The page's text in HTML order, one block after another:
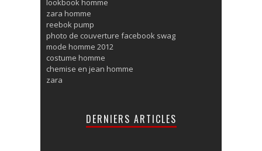
lookbook homme
zara homme
reebok pump
photo de couverture facebook swag
mode homme 2012
costume homme
chemise en jean homme
zara
DERNIERS ARTICLES